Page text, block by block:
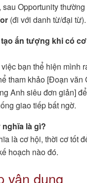
sau Opportunity
(đi với danh từ/đại từ).
tạo ấn tượng khi có
bạn thể hiện mình
tham khảo [Đoạn văn
Anh siêu đơn giản]
giao tiếp bất ngờ.
là gì?
là cơ hội, thời cơ tốt
hoạch nào đó.
vận dụng